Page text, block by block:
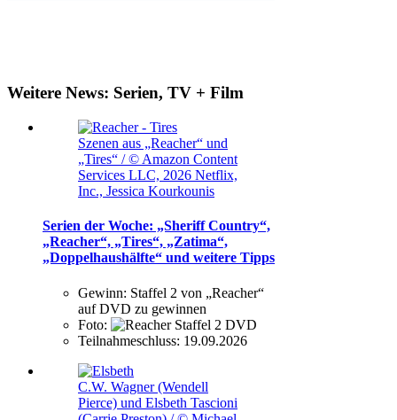
Weitere News: Serien, TV + Film
Szenen aus „Reacher“ und
„Tires“ / © Amazon Content
Services LLC, 2026 Netflix,
Inc., Jessica Kourkounis
Serien der Woche: „Sheriff Country“,
„Reacher“, „Tires“, „Zatima“,
„Doppelhaushälfte“ und weitere Tipps
Gewinn: Staffel 2 von „Reacher“
auf DVD zu gewinnen
Foto:
Teilnahmeschluss: 19.09.2026
C.W. Wagner (Wendell
Pierce) und Elsbeth Tascioni